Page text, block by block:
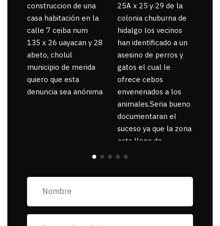
construccion de una
casa habitación en la
calle 7 ceiba num
135 x 26 uayacan y 28
abeto, cholul
municipio de merida
quiero que esta
denuncia sea anónima
25A x 25 y 29 de la
colonia chuburna de
hidalgo los vecinos
han identificado a un
asesino de perros y
gatos el cual le
ofrece cebos
envenenados a los
animales.Seria bueno
documentaran el
suceso ya que la zona
esta llena de
pancartas de
exigiendo al asesino
muerta.